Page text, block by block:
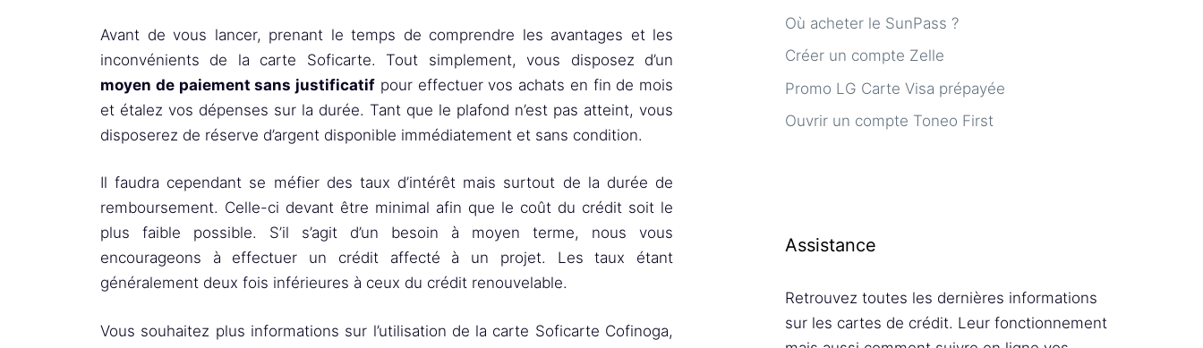
Avant de vous lancer, prenant le temps de comprendre les avantages et les
inconvénients de la carte Soficarte. Tout simplement, vous disposez d’un
moyen de paiement sans justificatif pour effectuer vos achats en fin de mois
et étalez vos dépenses sur la durée. Tant que le plafond n’est pas atteint, vous
disposerez de réserve d’argent disponible immédiatement et sans condition.
Il faudra cependant se méfier des taux d’intérêt mais surtout de la durée de
remboursement. Celle-ci devant être minimal afin que le coût du crédit soit le
plus faible possible. S’il s’agit d’un besoin à moyen terme, nous vous
encourageons à effectuer un crédit affecté à un projet. Les taux étant
généralement deux fois inférieures à ceux du crédit renouvelable.
Vous souhaitez plus informations sur l’utilisation de la carte Soficarte Cofinoga,
Où acheter le SunPass ?
Créer un compte Zelle
Promo LG Carte Visa prépayée
Ouvrir un compte Toneo First
Assistance
Retrouvez toutes les dernières informations
sur les cartes de crédit. Leur fonctionnement